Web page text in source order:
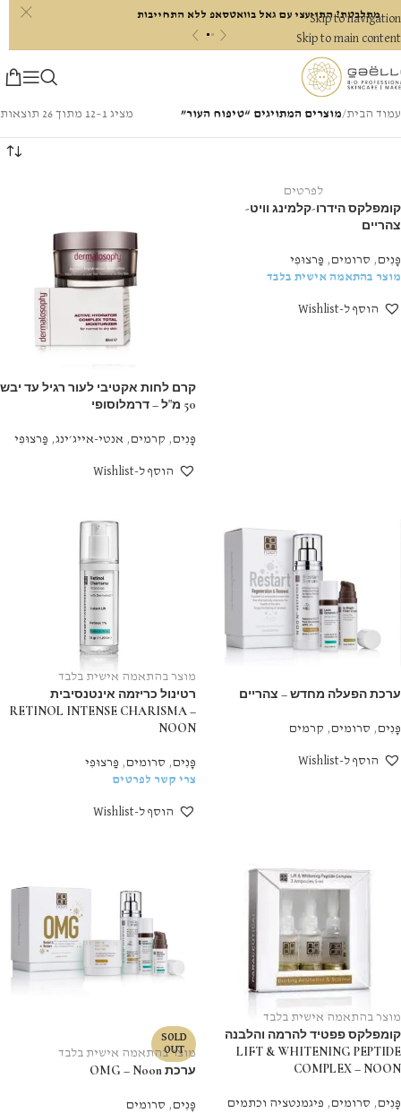
מתלבטת? התייעצי עם גאל בוואטסאפ ללא התחייבות
c
Skip to navigation
Skip to main content
עמוד הבית/מוצרים המתויגים “טיפוח העור” מציג 1–12 מתוך 26 תוצאות
לפרטים
קומפלקס הידרו-קלמינג וויט-
צהריים
פָּנִים, סרומים, פַּרצוּפִי
מוצר בהתאמה אישית בלבד
הוסף ל-Wishlist
קרם לחות אקטיבי לעור רגיל עד יבש
50 מ"ל – דרמלוסופי
פָּנִים, קרמים, אנטי-אייג׳ינג, פַּרצוּפִי
הוסף ל-Wishlist
ערכת הפעלה מחדש – צהריים
פָּנִים, סרומים, קרמים
הוסף ל-Wishlist
מוצר בהתאמה אישית בלבד
רטינול כריזמה אינטנסיבית
RETINOL INTENSE CHARISMA –
NOON
פָּנִים, סרומים, פַּרצוּפִי
צרי קשר לפרטים
הוסף ל-Wishlist
מוצר בהתאמה אישית בלבד
קומפלקס פפטיד להרמה והלבנה
LIFT & WHITENING PEPTIDE
COMPLEX – NOON
פָּנִים, סרומים, פיגמנטציה וכתמים
SOLD
OUT
מוצר בהתאמה אישית בלבד
ערכת OMG – Noon
פָּנִים, סרומים